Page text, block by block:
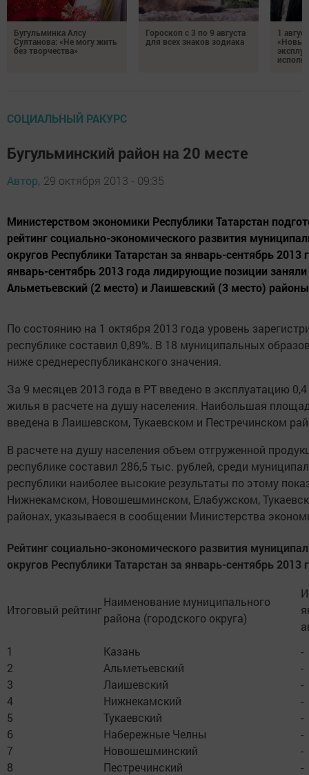
Бугульминка Алсу
Султанова: «Не могу жить
без творчества»
Гороскоп с 3 по 9 августа
для всех знаков зодиака
1
«Новые
СОЦИАЛЬНЫЙ РАКУРС
Бугульминский район на 20 месте
Автор, 29 октября 2013 - 09:35
Министерством экономики Республики Татарстан
рейтинг социально-экономического развития
округов Республики Татарстан за январь-сентябрь
январь-сентябрь 2013 года лидирующие позиции
Альметьевский (2 место) и Лаишевский (3 место)
По состоянию на 1 октября 2013 года уровень
республике составил 0,89%. В 18 муниципальных
ниже среднереспубликанского значения.
За 9 месяцев 2013 года в РТ введено в эксплуатацию
жилья в расчете на душу населения. Наибольшая
введена в Лаишевском, Тукаевском и Пестречинском
В расчете на душу населения объем отгруженной
республике составил 286,5 тыс. рублей, среди
республики наиболее высокие результаты по этому
Нижнекамском, Новошешминском, Елабужском,
районах, указываеся в сообщении Министерства
Рейтинг социально-экономического развития
округов Республики Татарстан за январь-сентябрь 2013
Итоговый рейтинг
Наименование муниципального
района (городского округа)
1
Казань
-
2
Альметьевский
-
3
Лаишевский
-
4
Нижнекамский
-
5
Тукаевский
-
6
Набережные Челны
-
7
Новошешминский
-
8
Пестречинский
-